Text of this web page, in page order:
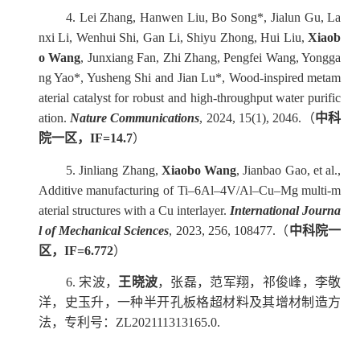
4. LeiZhang, Hanwen Liu, Bo Song*, Jialun Gu, La
nxi Li, Wenhui Shi, Gan Li, Shiyu Zhong, Hui Liu,Xiaob
o Wang, Junxiang Fan, Zhi Zhang, Pengfei Wang, Yongga
ng Yao*, Yusheng Shi and Jian Lu*, Wood-inspired metam
aterial catalyst for robust and high-throughput water purific
ation.Nature Communications, 2024, 15(1), 2046. （中科
院一区， IF=14.7）
5.Jinliang Zhang, Xiaobo Wang, Jianbao Gao, et al.,
Additive manufacturing of Ti–6Al–4V/Al–Cu–Mg multi-m
aterial structures with a Cu interlayer. International Journa
l of Mechanical Sciences, 2023, 256, 108477. （中科院一
区， IF=6.772）
6. 宋波， 王晓波，张磊，范军翔，祁俊峰，李敬
洋，史玉升，一种半开孔板格超材料及其增材制造方
法，专利号： ZL202111313165.0.